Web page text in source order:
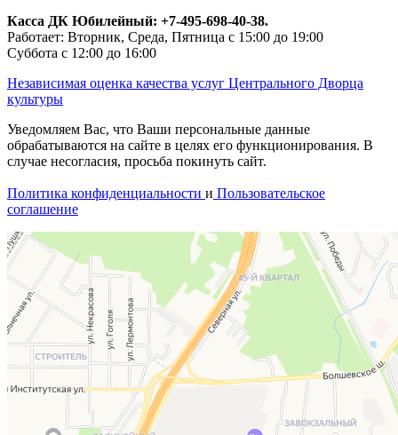
Касса ДК Юбилейный: +7-495-698-40-38.
Работает: Вторник, Среда, Пятница с 15:00 до 19:00
Суббота с 12:00 до 16:00
Независимая оценка качества услуг Центрального Дворца
культуры
Уведомляем Вас, что Ваши персональные данные
обрабатываются на сайте в целях его функционирования. В
случае несогласия, просьба покинуть сайт.
Политика конфиденциальности и Пользовательское
соглашение